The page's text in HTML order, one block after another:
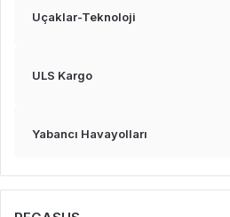
Uçaklar-Teknoloji
ULS Kargo
Yabancı Havayolları